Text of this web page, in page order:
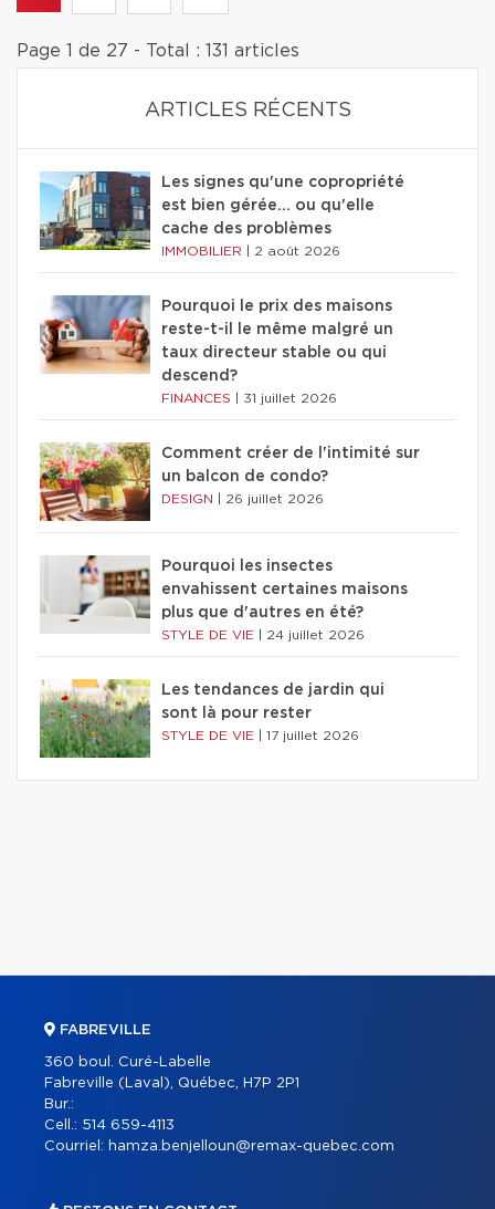
Page 1 de 27 - Total : 131 articles
ARTICLES RÉCENTS
Les signes qu'une copropriété
est bien gérée… ou qu'elle
cache des problèmes
IMMOBILIER 2 août 2026
Pourquoi le prix des maisons
reste-t-il le même malgré un
taux directeur stable ou qui
descend?
FINANCES 31 juillet 2026
Comment créer de l'intimité sur
un balcon de condo?
DESIGN 26 juillet 2026
Pourquoi les insectes
envahissent certaines maisons
plus que d'autres en été?
STYLE DE VIE 24 juillet 2026
Les tendances de jardin qui
sont là pour rester
STYLE DE VIE 17 juillet 2026
FABREVILLE
360 boul. Curé-Labelle
Fabreville (Laval), Québec, H7P 2P1
Bur.:
Cell.: 514 659-4113
Courriel: hamza.benjelloun@remax-quebec.com